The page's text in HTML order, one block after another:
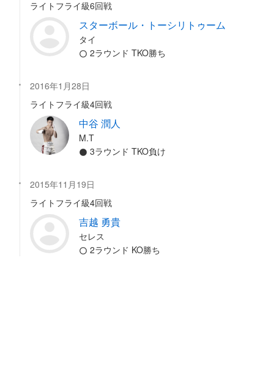
ライトフライ級6回戦
スターボール・トーシリトゥーム
タイ
2ラウンド TKO勝ち
2016年1月28日
ライトフライ級4回戦
中谷 潤人
M.T
3ラウンド TKO負け
2015年11月19日
ライトフライ級4回戦
吉越 勇貴
セレス
2ラウンド KO勝ち